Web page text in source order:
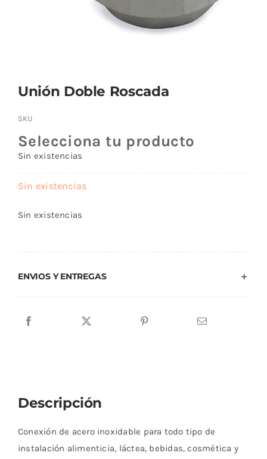
Unión Doble Roscada
SKU
Selecciona tu producto
Sin existencias
Sin existencias
Sin existencias
ENVIOS Y ENTREGAS
Descripción
Conexión de acero inoxidable para todo tipo de
instalación alimenticia, láctea, bebidas, cosmética y